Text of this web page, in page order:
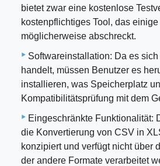
bietet zwar eine kostenlose
kostenpflichtiges Tool, das
möglicherweise abschreckt.
Softwareinstallation: Da es sich
handelt, müssen Benutzer es
installieren, was Speicherplatz
Kompatibilitätsprüfung mit dem
Eingeschränkte Funktionalität:
die Konvertierung von CSV in
konzipiert und verfügt nicht über
der andere Formate verarbeitet